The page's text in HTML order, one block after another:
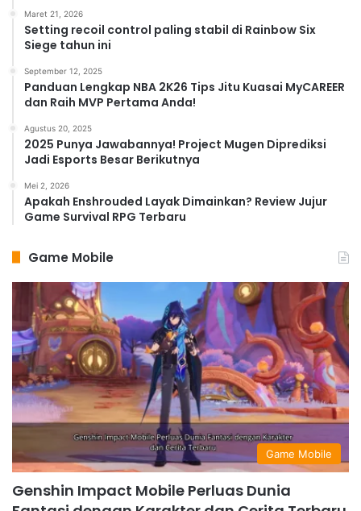
Maret 21, 2026
Setting recoil control paling stabil di Rainbow Six
Siege tahun ini
September 12, 2025
Panduan Lengkap NBA 2K26 Tips Jitu Kuasai MyCAREER
dan Raih MVP Pertama Anda!
Agustus 20, 2025
2025 Punya Jawabannya! Project Mugen Diprediksi
Jadi Esports Besar Berikutnya
Mei 2, 2026
Apakah Enshrouded Layak Dimainkan? Review Jujur
Game Survival RPG Terbaru
Game Mobile
Game Mobile
Genshin Impact Mobile Perluas Dunia